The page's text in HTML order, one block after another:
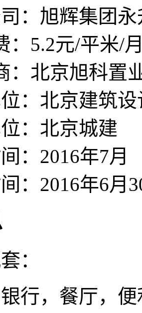
： 旭辉集团
5.2元/平米/
北京旭科置
： 北京建筑设
： 北京城建
： 2016年7月
： 2016年6月
：
行，餐厅，